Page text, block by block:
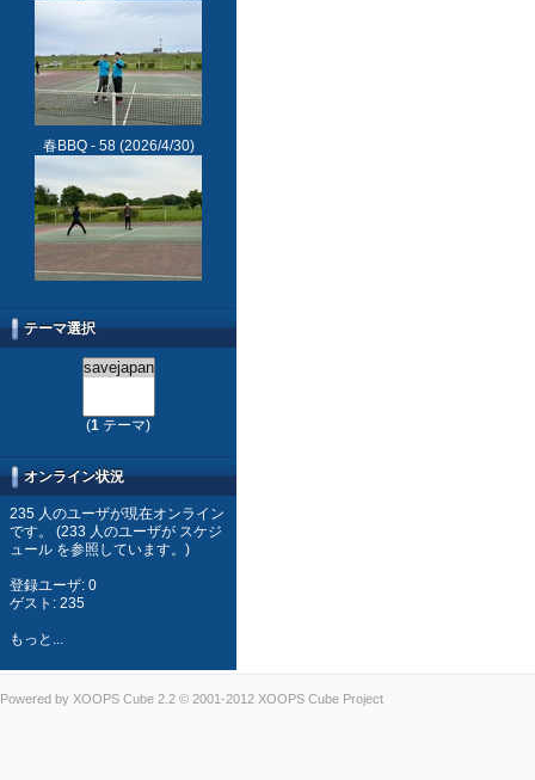
春BBQ - 58(2026/4/30)
テーマ選択
(1 テーマ)
オンライン状況
235 人のユーザが現在オンライン
です。 (233 人のユーザが スケジ
ュール を参照しています。)
登録ユーザ: 0
ゲスト: 235
もっと...
Powered by XOOPS Cube 2.2 © 2001-2012 XOOPS Cube Project